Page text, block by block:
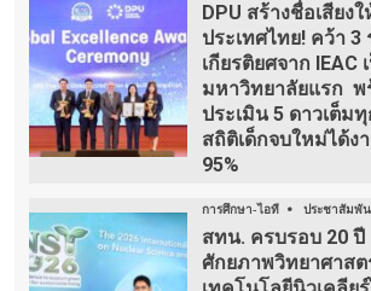
DPU สร้างชื่อเสียงใ
ประเทศไทย! คว้า 3
เกียรติยศจาก IEAC
มหาวิทยาลัยแรก พ
ประเมิน 5 ดาวเต็ม
สถิติเด็กจบใหม่ได้ง
95%
การศึกษา-ไอที ประชาสัมพั
สทน. ครบรอบ 20 ปี
ศักยภาพวิทยาศาสต